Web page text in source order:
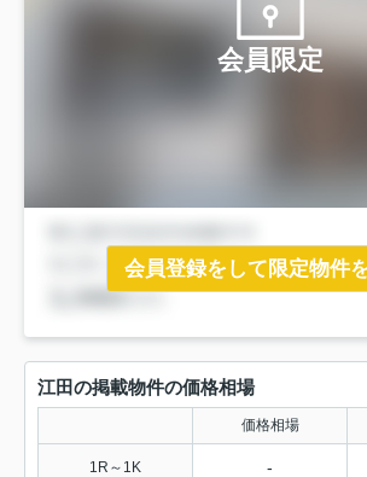
会員限定
会員登録をして限定物件
江田の掲載物件の価格相場
価格相場
1R～1K -